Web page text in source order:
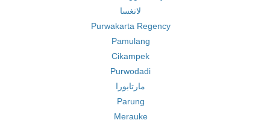
لانغسا
Purwakarta Regency
Pamulang
Cikampek
Purwodadi
مارتابورا
Parung
Merauke